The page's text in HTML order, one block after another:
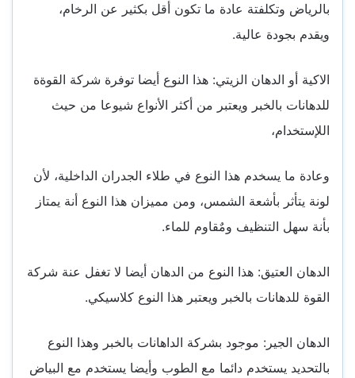
بالرياض وتكلفتة عادة ما تكون أقل بكثير عن الرخام،
ويقدم بجودة عالية.
الاكية أو الدهان الزيتي: هذا النوع أيضا توفرة شركة القوةة
للدهانات بالخبر ويعتبر من أكثر الأنواع شيوعا من حيث
اللإستخدام،
وعادة ما يسخدم هذا النوع في طلاء الجدران الداخلية، لأن
لونة يتأثر بأشعة الشمس، ومن مميزان هذا النوع أنة يمتاز
بأنة سهل التنظيف ومٌقاوم للماء.
الدهان العتيق: هذا النوع من الدهان أيضا لا تغفل عنة شركة
القوة للدهانات بالخبر ويعتبر هذا النوع كلاسيكي.
الدهان الجير: موجود بشركة الداهانات بالخبر وهذا النوع
بالتحديد يستخدم دائما مع الطوب وأيضا يستخدم مع البياض